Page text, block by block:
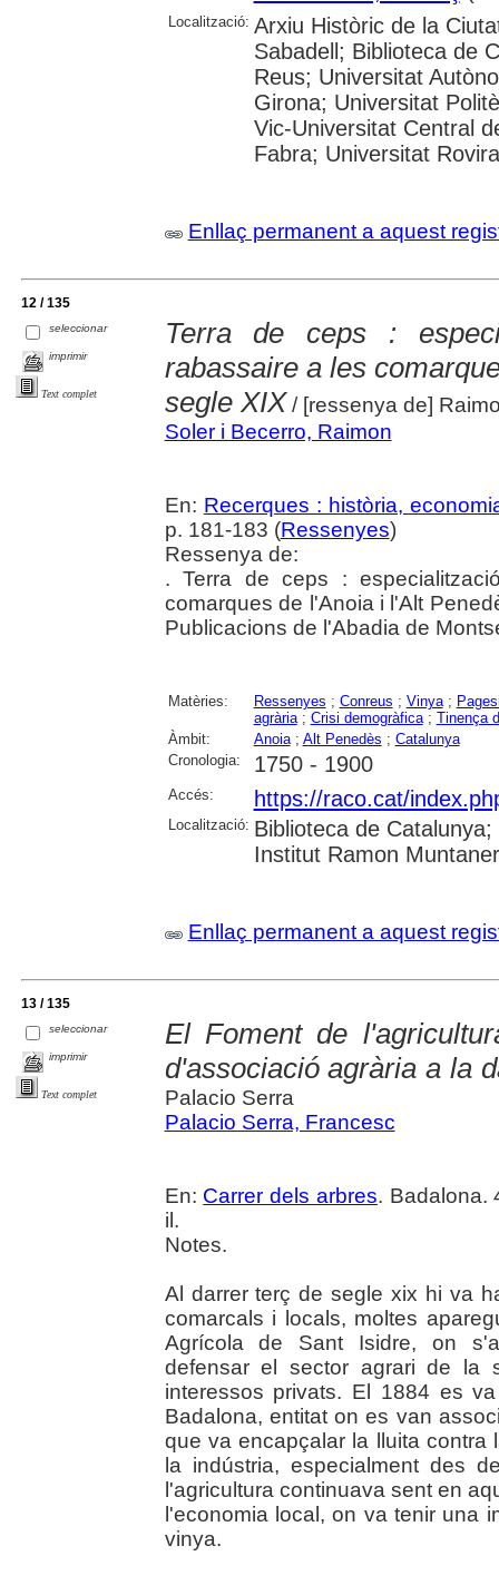
Localització: Arxiu Històric de la
Sabadell; Biblioteca de
Reus; Universitat
Girona; Universitat
Vic-Universitat Central
Fabra; Universitat
Enllaç permanent a aquest
12 / 135
seleccionar
imprimir
Text complet
Terra de ceps :
rabassaire a les
segle XIX / [ressenya de]
Soler i Becerro, Raimon
En: Recerques : història,
p. 181-183 (Ressenyes)
Ressenya de:
. Terra de ceps :
comarques de l'Anoia i l'Alt
Publicacions de l'Abadia de
Matèries: Ressenyes ; Conreus ; Vinya;
agrària; Crisi demogràfica; Tinença
Àmbit:
Anoia; Alt Penedès ; Catalunya
Cronologia:
1750 - 1900
Accés: https://raco.cat/
Localització: Biblioteca de
Institut Ramon
Enllaç permanent a aquest
13 / 135
seleccionar
imprimir
Text complet
El Foment de
d'associació agrària a la
Palacio Serra
Palacio Serra, Francesc
En: Carrer dels arbres. Badalona.
il.
Notes.
Al darrer terç de segle xix hi va
comarcals i locals, moltes
Agrícola de Sant Isidre, on
defensar el sector agrari de la
interessos privats. El 1884 es
Badalona, entitat on es van
que va encapçalar la lluita contra
la indústria, especialment des
l'agricultura continuava sent en
l'economia local, on va tenir una
vinya.